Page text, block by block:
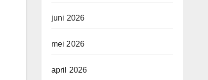
juni 2026
mei 2026
april 2026